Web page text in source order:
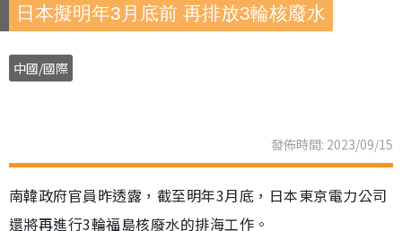
日本擬明年3月底前 再排放3輪核廢水
中國/國際
發佈時間: 2023/09/15
南韓政府官員昨透露，截至明年3月底，日本東京電力公司
還將再進行3輪福島核廢水的排海工作。